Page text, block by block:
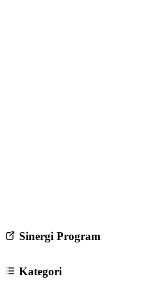
Sinergi Program
Kategori